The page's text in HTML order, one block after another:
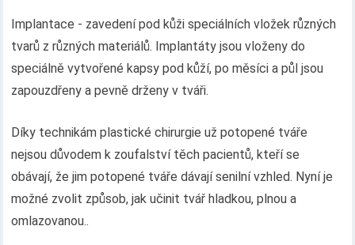
Implantace - zavedení pod kůži speciálních vložek různých
tvarů z různých materiálů. Implantáty jsou vloženy do
speciálně vytvořené kapsy pod kůží, po měsíci a půl jsou
zapouzdřeny a pevně drženy v tváři.
Díky technikám plastické chirurgie už potopené tváře
nejsou důvodem k zoufalství těch pacientů, kteří se
obávají, že jim potopené tváře dávají senilní vzhled. Nyní je
možné zvolit způsob, jak učinit tvář hladkou, plnou a
omlazovanou..